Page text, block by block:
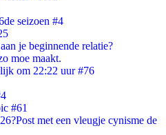
seizoen #4
je beginnende relatie?
moe maakt.
om 22:22 uur #76
#61
met een vleugje cynisme de